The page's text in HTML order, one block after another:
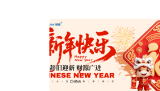
（后续将降至100天，并最终在2029年3月15日
后……